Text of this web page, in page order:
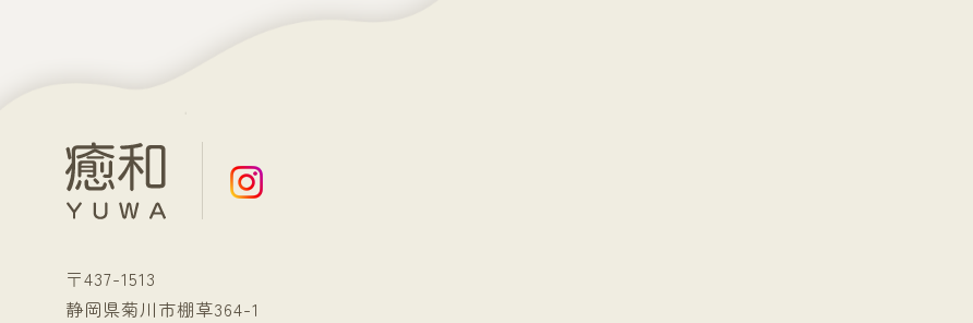
〒437-1513
静岡県菊川市棚草364-1